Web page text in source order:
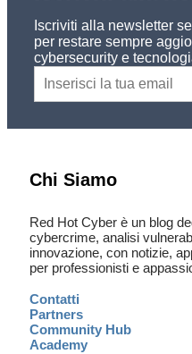
Iscriviti alla newsletter
per restare sempre
cybersecurity e
Chi Siamo
Red Hot Cyber è un blog
cybercrime, analisi
innovazione, con notizie,
per professionisti e
Contatti
Partners
Community Hub
Academy